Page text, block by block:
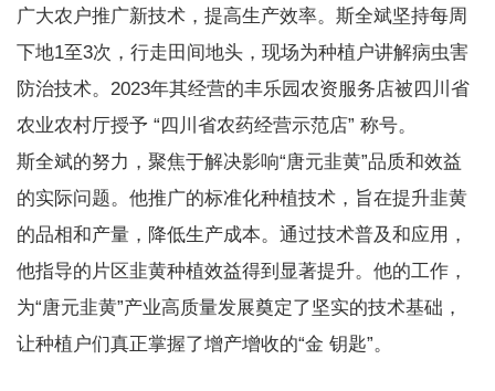
广大农户推广新技术，提高生产效率。斯全斌坚持每周
下地1至3次，行走田间地头，现场为种植户讲解病虫害
防治技术。2023年其经营的丰乐园农资服务店被四川省
农业农村厅授予 “四川省农药经营示范店” 称号。
斯全斌的努力，聚焦于解决影响“唐元韭黄”品质和效益
的实际问题。他推广的标准化种植技术，旨在提升韭黄
的品相和产量，降低生产成本。通过技术普及和应用，
他指导的片区韭黄种植效益得到显著提升。他的工作，
为“唐元韭黄”产业高质量发展奠定了坚实的技术基础，
让种植户们真正掌握了增产增收的“金 钥匙”。